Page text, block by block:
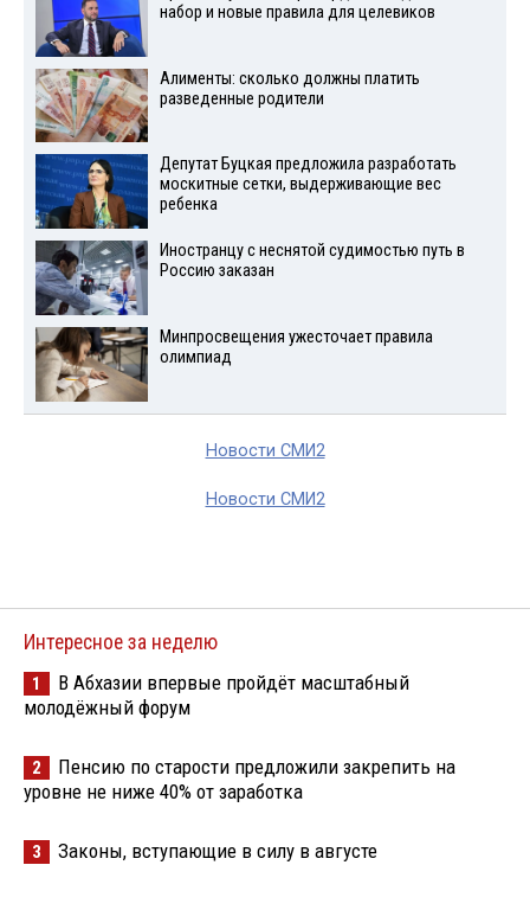
набор и новые правила для целевиков
Алименты: сколько должны платить
разведенные родители
Депутат Буцкая предложила разработать
москитные сетки, выдерживающие вес
ребенка
Иностранцу с неснятой судимостью путь в
Россию заказан
Минпросвещения ужесточает правила
олимпиад
Новости СМИ2
Новости СМИ2
Интересное за неделю
1
В Абхазии впервые пройдёт масштабный
молодёжный форум
2
Пенсию по старости предложили закрепить на
уровне не ниже 40% от заработка
3 Законы, вступающие в силу в августе